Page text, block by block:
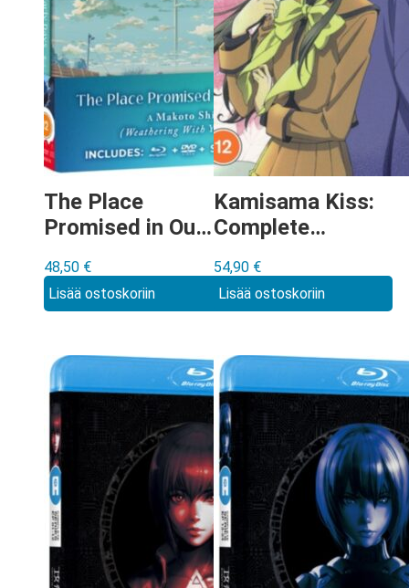
The Place
Promised in Our
Steelbook Blu-
ray
48,50 €
Lisää ostoskoriin
Kamisama Kiss:
Complete
Blu-ray
54,90 €
Lisää ostoskoriin